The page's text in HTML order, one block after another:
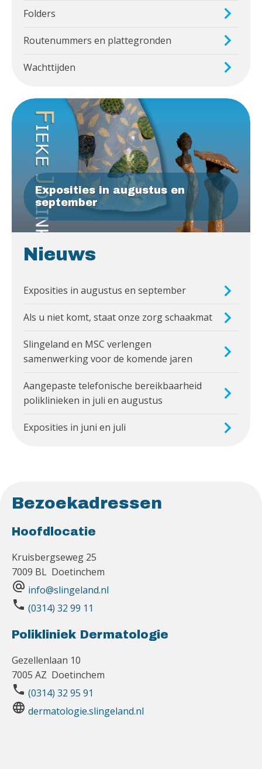
Folders
Routenummers en plattegronden
Wachttijden
Exposities in augustus en
september
Nieuws
Exposities in augustus en september
Als u niet komt, staat onze zorg schaakmat
Slingeland en MSC verlengen
samenwerking voor de komende jaren
Aangepaste telefonische bereikbaarheid
poliklinieken in juli en augustus
Exposities in juni en juli
Bezoekadressen
Hoofdlocatie
Kruisbergseweg 25
7009 BL Doetinchem
alternate_email info@slingeland.nl
phone (0314) 32 99 11
Polikliniek Dermatologie
Gezellenlaan 10
7005 AZ Doetinchem
phone (0314) 32 95 91
language dermatologie.slingeland.nl